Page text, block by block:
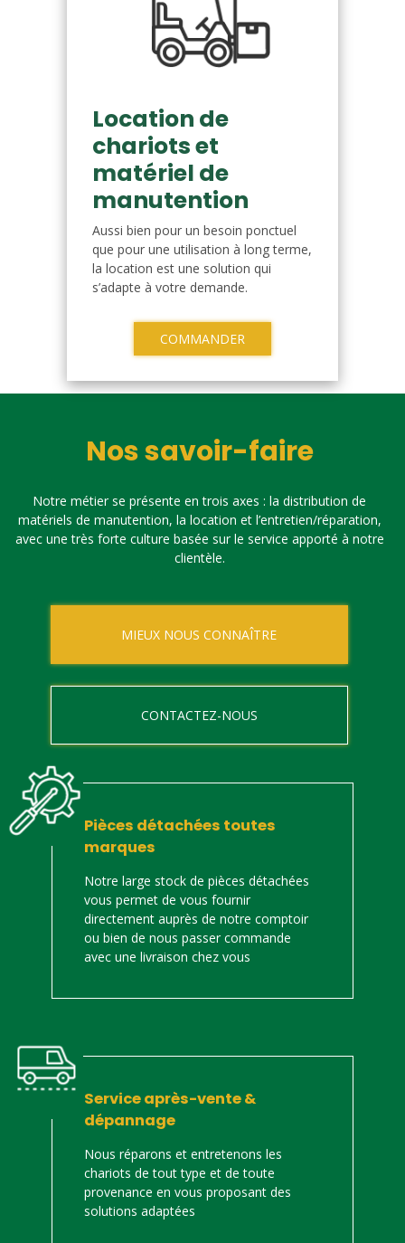
Location de
chariots et
matériel de
manutention
Aussi bien pour un besoin ponctuel
que pour une utilisation à long terme,
la location est une solution qui
s’adapte à votre demande.
COMMANDER
Nos savoir-faire
Notre métier se présente en trois axes : la distribution de
matériels de manutention, la location et l’entretien/réparation,
avec une très forte culture basée sur le service apporté à notre
clientèle.
MIEUX NOUS CONNAÎTRE
CONTACTEZ-NOUS
Pièces détachées toutes
marques
Notre large stock de pièces détachées
vous permet de vous fournir
directement auprès de notre comptoir
ou bien de nous passer commande
avec une livraison chez vous
Service après-vente &
dépannage
Nous réparons et entretenons les
chariots de tout type et de toute
provenance en vous proposant des
solutions adaptées